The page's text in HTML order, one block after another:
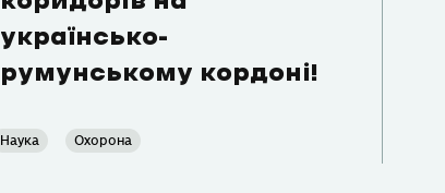
українсько-
румунському кордоні!
Наука Охорона